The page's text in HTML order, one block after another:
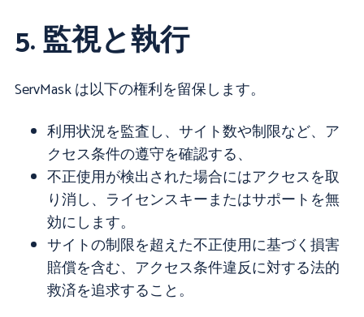
5. 監視と執行
ServMask は以下の権利を留保します。
利用状況を監査し、サイト数や制限など、ア
クセス条件の遵守を確認する、
不正使用が検出された場合にはアクセスを取
り消し、ライセンスキーまたはサポートを無
効にします。
サイトの制限を超えた不正使用に基づく損害
賠償を含む、アクセス条件違反に対する法的
救済を追求すること。